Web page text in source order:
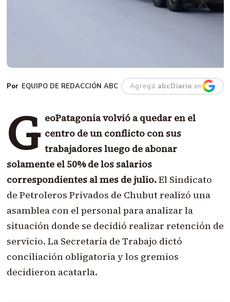
EQUIPO DE REDACCIÓN ABC Agregá abcDiario en
G eoPatagonia volvió a quedar en el
centro de un conflicto con sus
trabajadores luego de abonar
solamente el 50% de los salarios
correspondientes al mes de julio.El Sindicato
de Petroleros Privados de Chubut realizó una
asamblea con el personal para analizar la
situación donde se decidió realizar retención de
servicio. La Secretaría de Trabajo dictó
conciliación obligatoria y los gremios
decidieron acatarla.